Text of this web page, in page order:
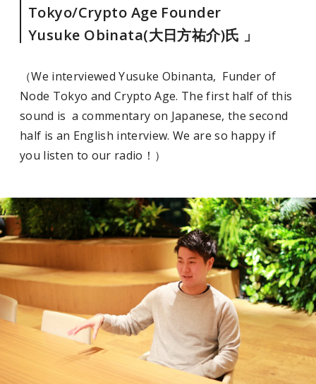
Tokyo/Crypto Age Founder
Yusuke Obinata(大日方祐介)氏 」
（We interviewed Yusuke Obinanta, Funder of
Node Tokyo and Crypto Age. The first half of this
sound is a commentary on Japanese, the second
half is an English interview. We are so happy if
you listen to our radio！）